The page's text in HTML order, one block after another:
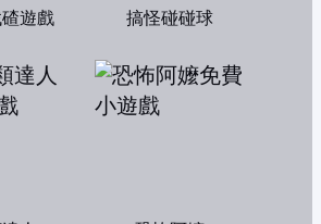
遊戲 搞怪碰碰球